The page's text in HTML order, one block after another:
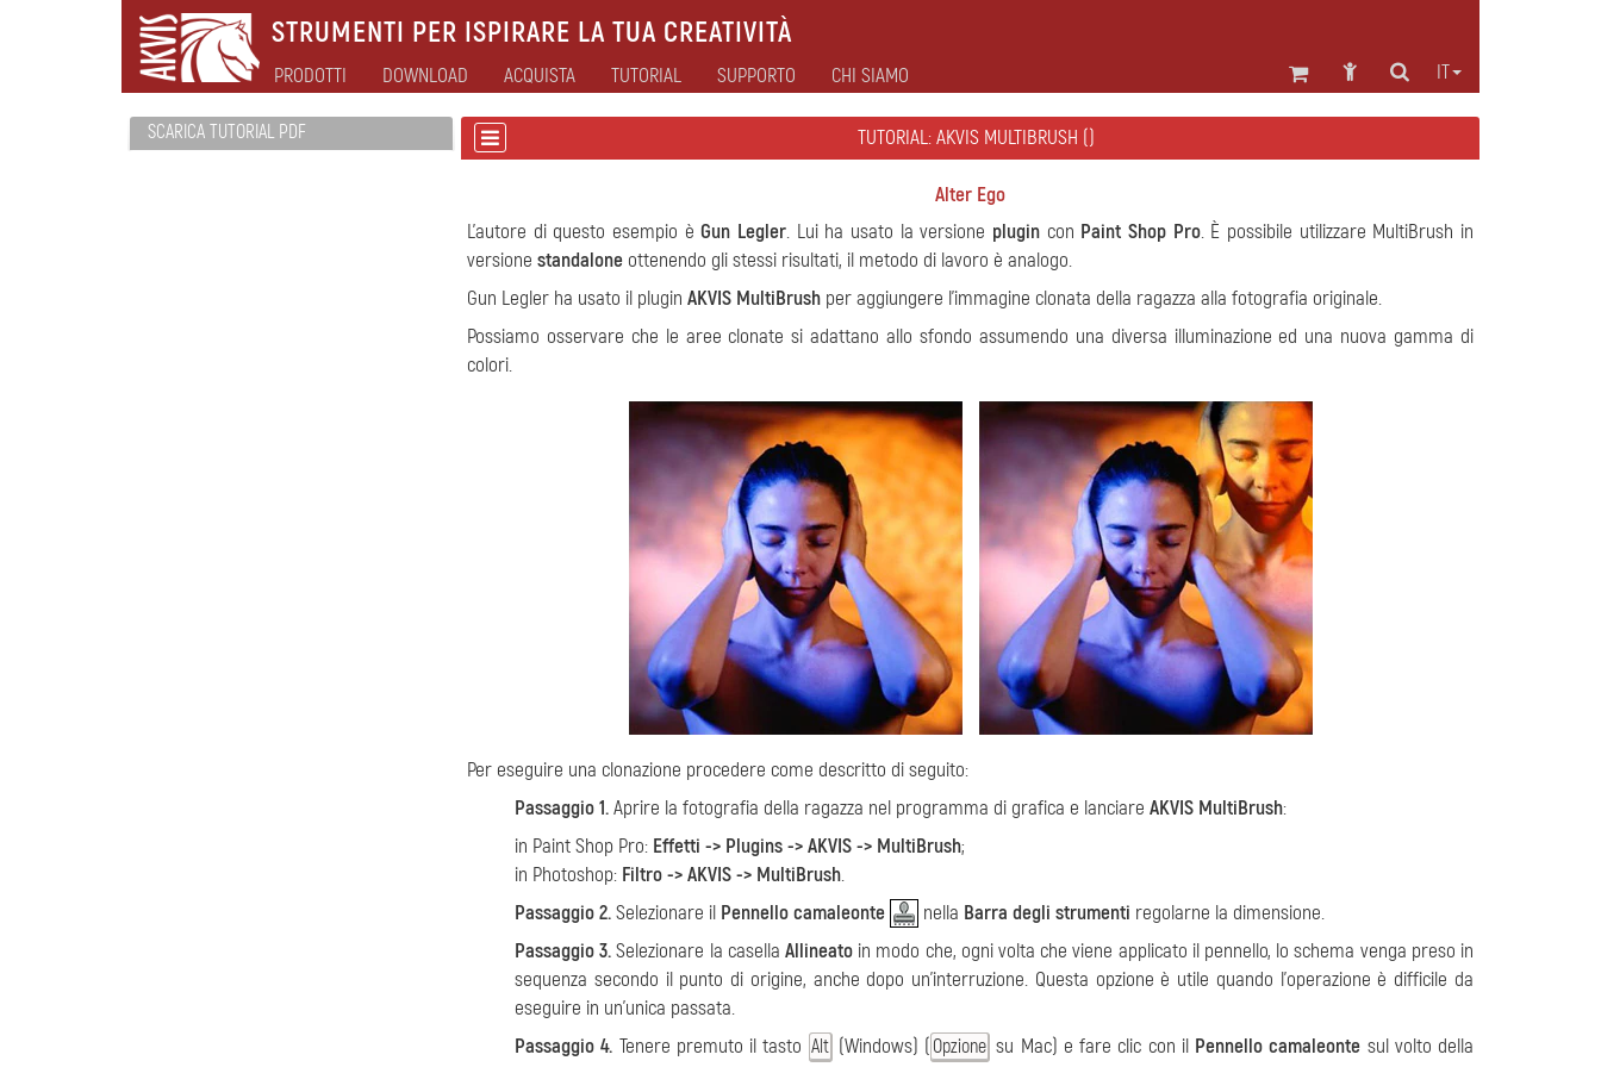
STRUMENTI PER ISPIRARE LA TUA CREATIVITÀ
IT
PRODOTTI DOWNLOAD ACQUISTA TUTORIAL SUPPORTO CHI SIAMO
SCARICA TUTORIAL PDF TUTORIAL: AKVIS MULTIBRUSH ()
Alter Ego
L’autore di questo esempio èGun Legler. Lui ha usato la versione plugin con Paint Shop Pro. È possibile utilizzare MultiBrush in
versione standalone ottenendo gli stessi risultati, il metodo di lavoro è analogo.
Gun Legler ha usato il plugin AKVIS MultiBrush per aggiungere l'immagine clonata della ragazza alla fotografia originale.
Possiamo osservare che le aree clonate si adattano allo sfondo assumendo una diversa illuminazione ed una nuova gamma di
colori.
Per eseguire una clonazione procedere come descritto di seguito:
Passaggio 1.Aprire la fotografia della ragazza nel programma di grafica e lanciare AKVIS MultiBrush:
in Paint Shop Pro: Effetti -> Plugins -> AKVIS -> MultiBrush;
in Photoshop: Filtro -> AKVIS -> MultiBrush.
Passaggio 2.Selezionare il Pennello camaleonte nella Barra degli strumenti regolarne la dimensione.
Passaggio 3.Selezionare la casellaAllineato in modo che, ogni volta che viene applicato il pennello, lo schema venga preso in
sequenza secondo il punto di origine, anche dopo un’interruzione. Questa opzione è utile quando l’operazione è difficile da
eseguire in un’unica passata.
Passaggio 4. Tenere premuto il tasto Alt (Windows) ( Opzione su Mac) e fare clic con il Pennello camaleonte sul volto della